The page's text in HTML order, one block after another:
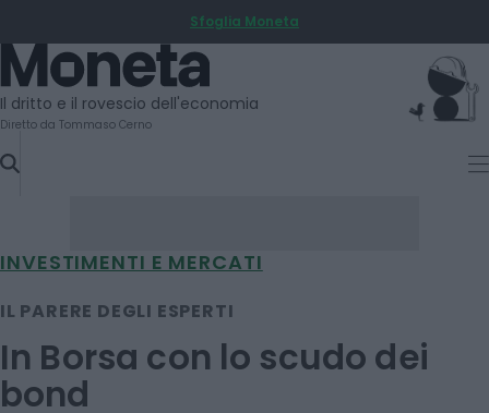
TO
CONTENT
Sfoglia Moneta
Moneta
Il dritto e il rovescio dell'economia
Diretto da Tommaso Cerno
INVESTIMENTI E MERCATI
IL PARERE DEGLI ESPERTI
In Borsa con lo scudo dei
bond